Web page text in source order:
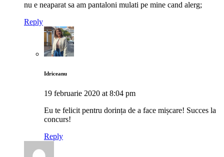
nu e neaparat sa am pantaloni mulati pe mine cand alerg;
Reply
Idriceanu
19 februarie 2020 at 8:04 pm
Eu te felicit pentru dorința de a face mișcare! Succes la
concurs!
Reply